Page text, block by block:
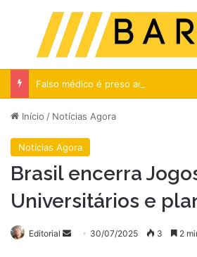
Menu
Início / Notícias Agora
Notícias Agora
Brasil encerra
Universitários e
Editorial
Mande30/07/2025 3 2